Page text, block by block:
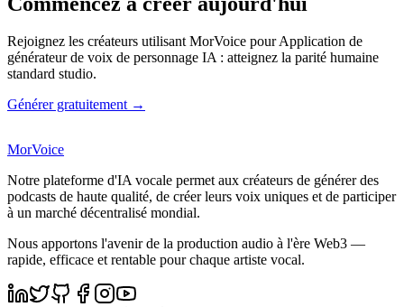
Rejoignez les créateurs utilisant MorVoice pour Application de
générateur de voix de personnage IA : atteignez la parité humaine
standard studio.
Générer gratuitement →
MorVoice
Notre plateforme d'IA vocale permet aux créateurs de générer des
podcasts de haute qualité, de créer leurs voix uniques et de participer
à un marché décentralisé mondial.
Nous apportons l'avenir de la production audio à l'ère Web3 —
rapide, efficace et rentable pour chaque artiste vocal.